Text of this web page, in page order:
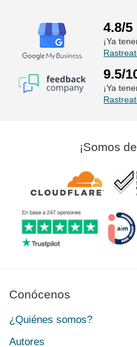
4.8/5
¡Ya
9.5/
¡Ya
¡Somos
Conócenos
¿Quiénes somos?
Autores